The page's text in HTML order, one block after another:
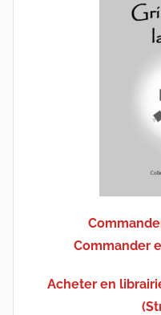
Commander
Acheter en